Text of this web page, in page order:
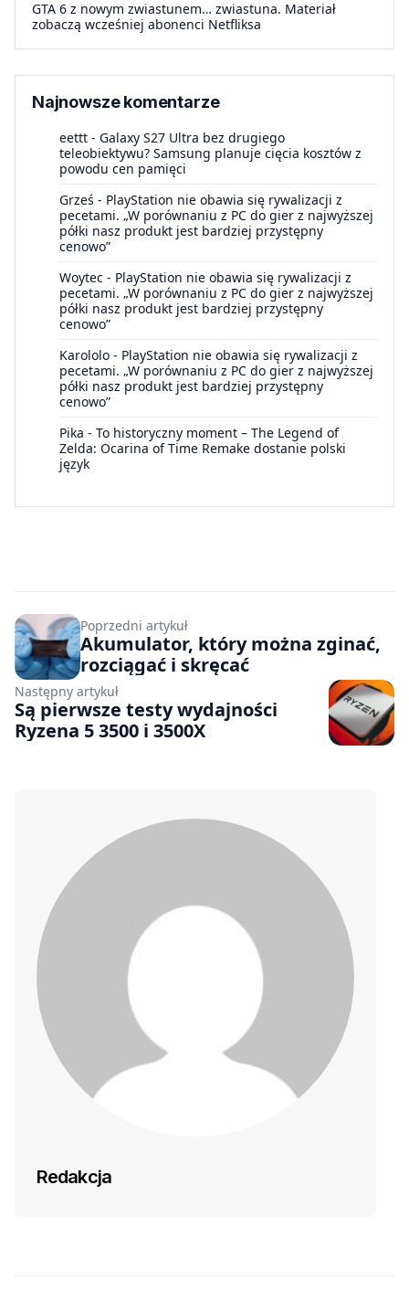
GTA 6 z nowym zwiastunem… zwiastuna. Materiał
zobaczą wcześniej abonenci Netfliksa
Najnowsze komentarze
eettt - Galaxy S27 Ultra bez drugiego
teleobiektywu? Samsung planuje cięcia kosztów z
powodu cen pamięci
Grześ - PlayStation nie obawia się rywalizacji z
pecetami. „W porównaniu z PC do gier z najwyższej
półki nasz produkt jest bardziej przystępny
cenowo”
Woytec - PlayStation nie obawia się rywalizacji z
pecetami. „W porównaniu z PC do gier z najwyższej
półki nasz produkt jest bardziej przystępny
cenowo”
Karololo - PlayStation nie obawia się rywalizacji z
pecetami. „W porównaniu z PC do gier z najwyższej
półki nasz produkt jest bardziej przystępny
cenowo”
Pika - To historyczny moment – The Legend of
Zelda: Ocarina of Time Remake dostanie polski
język
Poprzedni artykuł
Akumulator, który można zginać,
rozciągać i skręcać
Następny artykuł
Są pierwsze testy wydajności
Ryzena 5 3500 i 3500X
Redakcja